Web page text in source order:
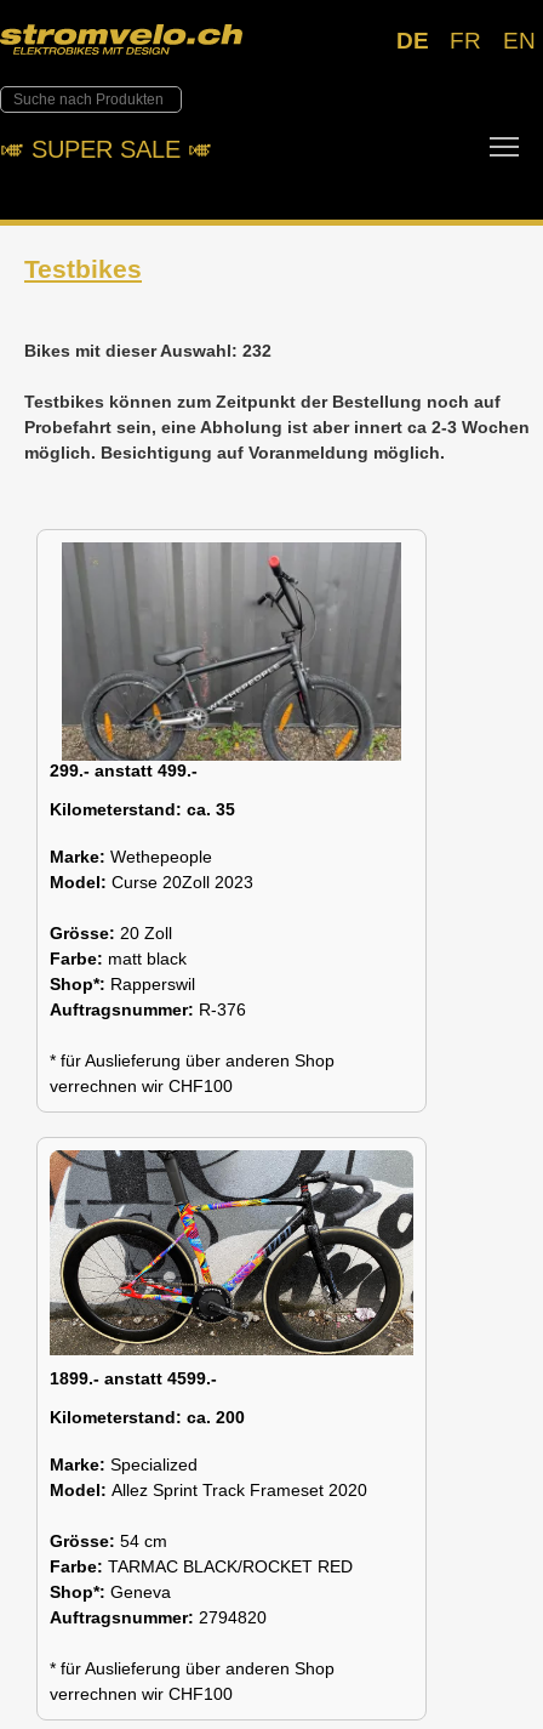
DE FR EN
🎺︎ SUPER SALE 🎺︎
Testbikes
Bikes mit dieser Auswahl: 232
Testbikes können zum Zeitpunkt der Bestellung noch auf
Probefahrt sein, eine Abholung ist aber innert ca 2-3 Wochen
möglich. Besichtigung auf Voranmeldung möglich.
299.- anstatt 499.-
Kilometerstand: ca. 35
Marke: Wethepeople
Model: Curse 20Zoll 2023
Grösse: 20 Zoll
Farbe: matt black
Shop*: Rapperswil
Auftragsnummer: R-376
* für Auslieferung über anderen Shop
verrechnen wir CHF100
1899.- anstatt 4599.-
Kilometerstand: ca. 200
Marke: Specialized
Model: Allez Sprint Track Frameset 2020
Grösse: 54 cm
Farbe: TARMAC BLACK/ROCKET RED
Shop*: Geneva
Auftragsnummer: 2794820
* für Auslieferung über anderen Shop
verrechnen wir CHF100